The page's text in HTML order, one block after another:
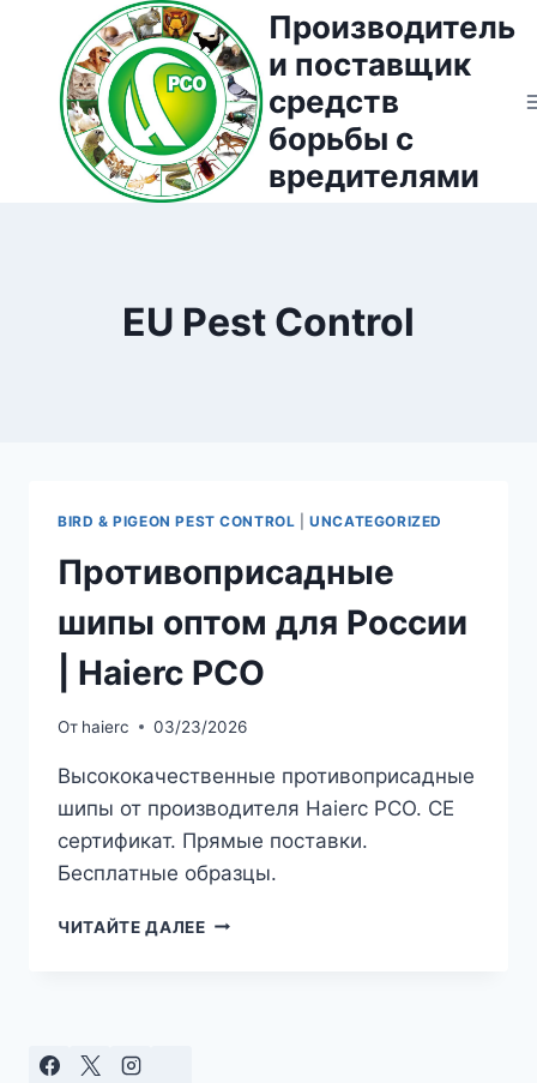
содержимому
Производитель
и поставщик
средств
борьбы с
вредителями
EU Pest Control
BIRD & PIGEON PEST CONTROL |UNCATEGORIZED
Противоприсадные
шипы оптом для России
| Haierc PCO
От haierc 03/23/2026
Высококачественные противоприсадные
шипы от производителя Haierc PCO. CE
сертификат. Прямые поставки.
Бесплатные образцы.
ЧИТАЙТЕ ДАЛЕЕПРОТИВОПРИСАДНЫЕ